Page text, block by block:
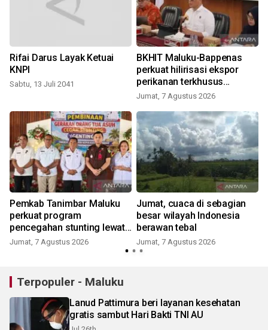
Rifai Darus Layak Ketuai
KNPI
Sabtu, 13 Juli 2041
BKHIT Maluku-Bappenas
perkuat hilirisasi ekspor
perikanan terkhusus
komoditas TCT
Jumat, 7 Agustus 2026
Pemkab Tanimbar Maluku
perkuat program
pencegahan stunting lewat
Genting 2026
Jumat, 7 Agustus 2026
Jumat, cuaca di sebagian
besar wilayah Indonesia
berawan tebal
Jumat, 7 Agustus 2026
Terpopuler - Maluku
Lanud Pattimura beri layanan kesehatan
gratis sambut Hari Bakti TNI AU